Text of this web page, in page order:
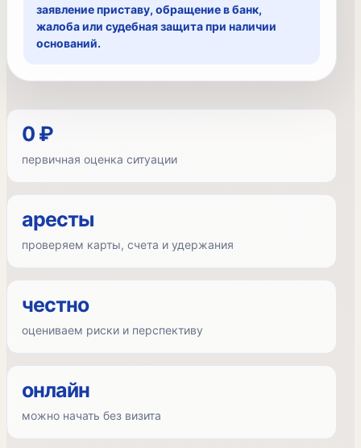
заявление приставу, обращение в банк,
жалоба или судебная защита при наличии
оснований.
0 ₽
первичная оценка ситуации
аресты
проверяем карты, счета и удержания
честно
оцениваем риски и перспективу
онлайн
можно начать без визита